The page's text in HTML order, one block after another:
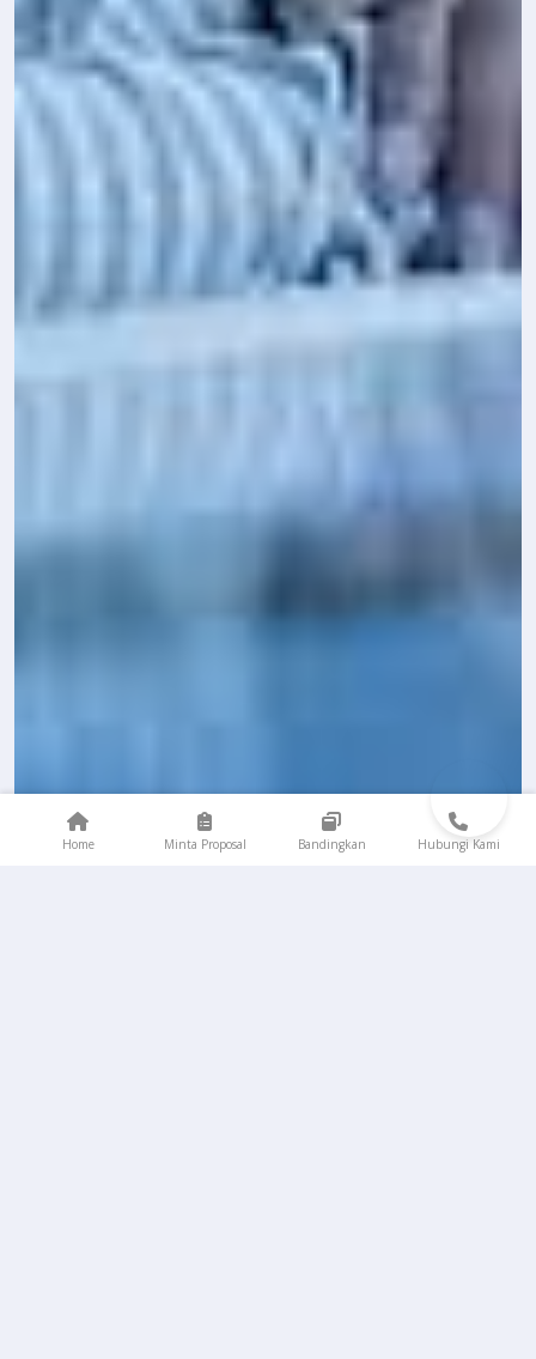
Home Minta Proposal Bandingkan Hubungi Kami